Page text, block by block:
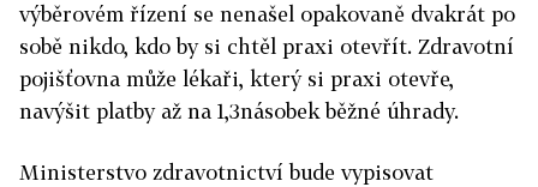
výběrovém řízení se nenašel opakovaně dvakrát po
sobě nikdo, kdo by si chtěl praxi otevřít. Zdravotní
pojišťovna může lékaři, který si praxi otevře,
navýšit platby až na 1,3násobek běžné úhrady.
Ministerstvo zdravotnictví bude vypisovat